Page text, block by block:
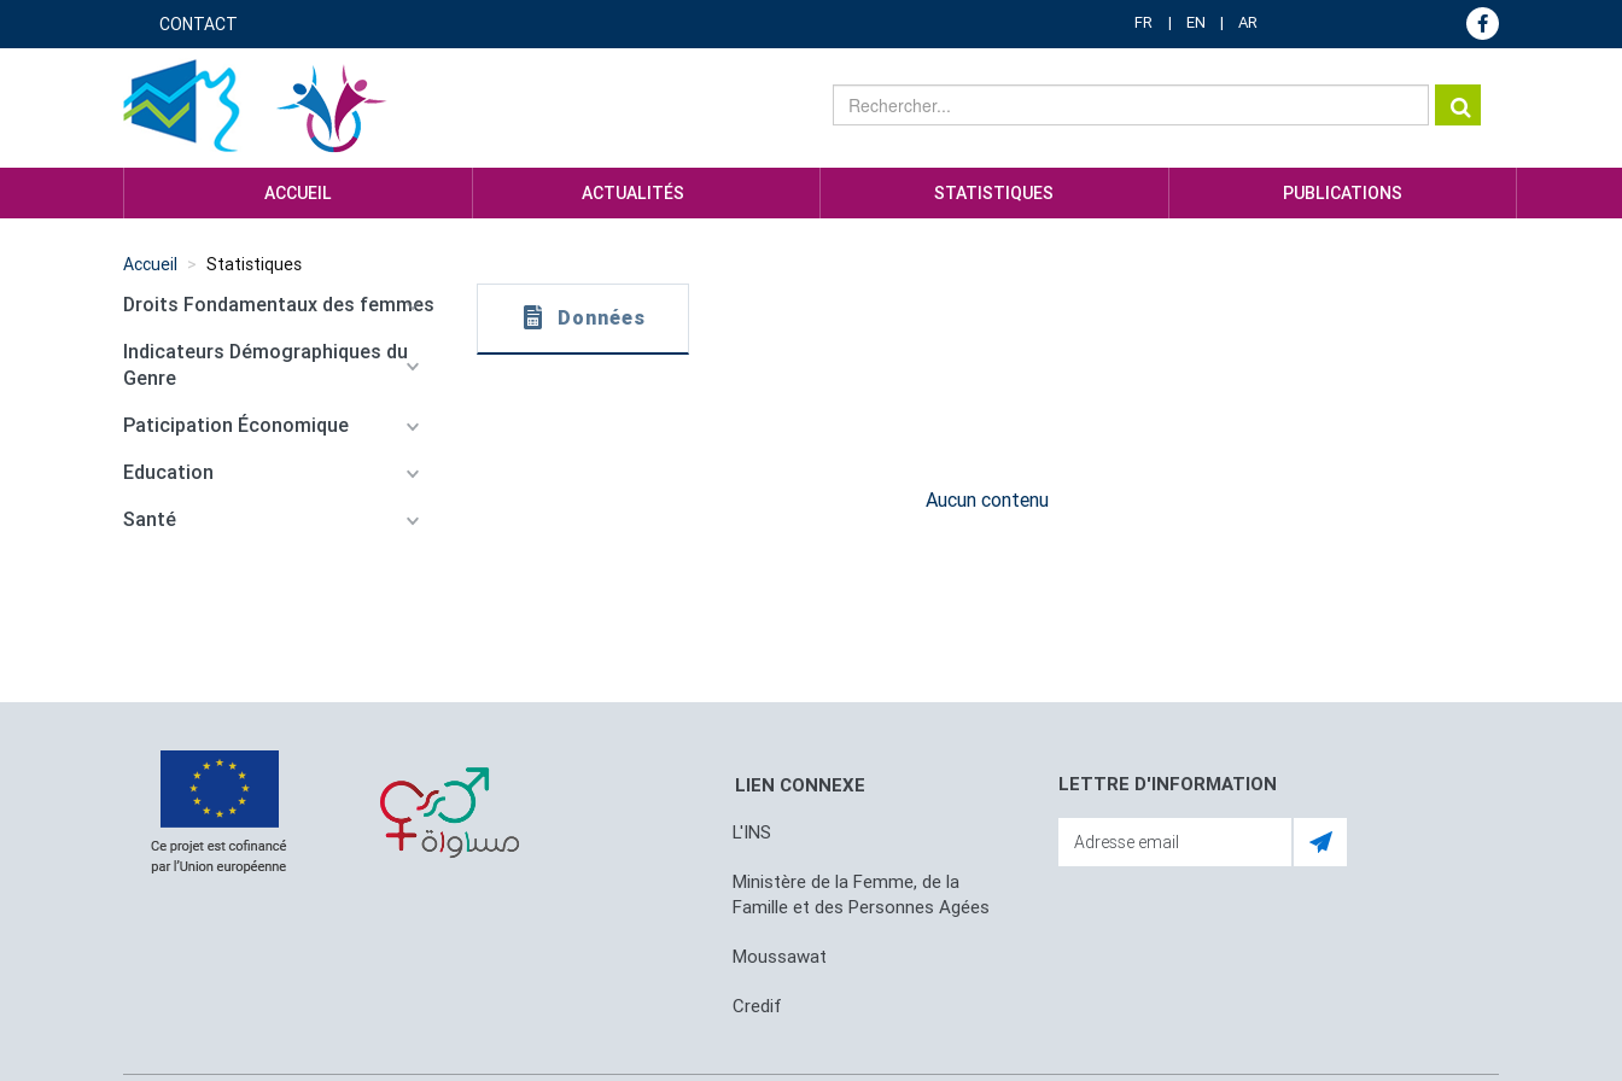
Menu
header
genre
CONTACT FR EN AR
ACCUEIL ACTUALITÉS STATISTIQUES PUBLICATIONS
Accueil Statistiques
Droits Fondamentaux des femmes
Indicateurs Démographiques du
Genre
Paticipation Économique
Education
Santé
Données
Aucun contenu
LIEN CONNEXE
L'INS
Ministère de la Femme, de la
Famille et des Personnes Agées
Moussawat
Credif
LETTRE D'INFORMATION